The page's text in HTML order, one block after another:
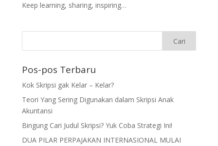
Keep learning, sharing, inspiring…
Pos-pos Terbaru
Kok Skripsi gak Kelar – Kelar?
Teori Yang Sering Digunakan dalam Skripsi Anak
Akuntansi
Bingung Cari Judul Skripsi? Yuk Coba Strategi Ini!
DUA PILAR PERPAJAKAN INTERNASIONAL MULAI